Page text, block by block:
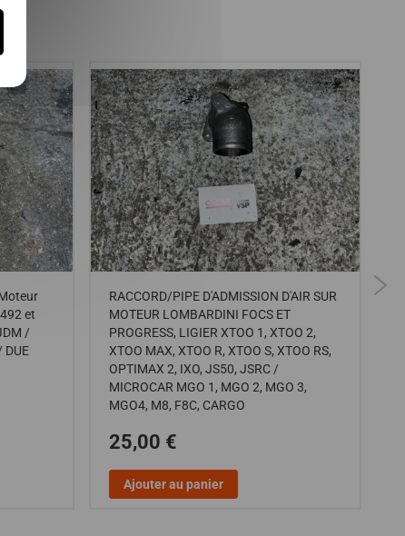
et
/
DUE
RACCORD/PIPE D'ADMISSION D'AIR SUR
MOTEUR LOMBARDINI FOCS ET
PROGRESS, LIGIER XTOO 1, XTOO 2,
XTOO MAX, XTOO R, XTOO S, XTOO RS,
OPTIMAX 2, IXO, JS50, JSRC /
MICROCAR MGO 1, MGO 2, MGO 3,
MGO4, M8, F8C, CARGO
25,00 €
Ajouter au panier